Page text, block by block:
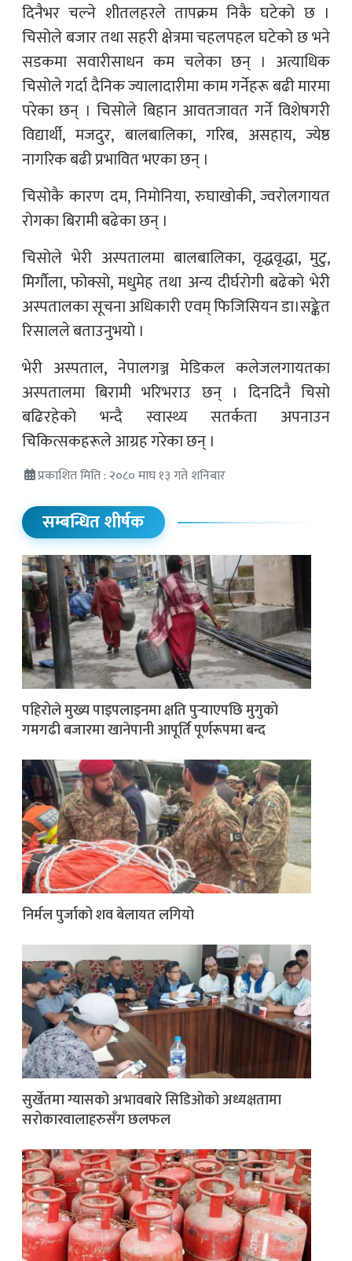
दिनैभर चल्ने शीतलहरले तापक्रम निकै घटेको छ ।
चिसोले बजार तथा सहरी क्षेत्रमा चहलपहल घटेको छ भने
सडकमा सवारीसाधन कम चलेका छन् । अत्याधिक
चिसोले गर्दा दैनिक ज्यालादारीमा काम गर्नेहरू बढी मारमा
परेका छन् । चिसोले बिहान आवतजावत गर्ने विशेषगरी
विद्यार्थी, मजदुर, बालबालिका, गरिब, असहाय, ज्येष्ठ
नागरिक बढी प्रभावित भएका छन् ।
चिसोकै कारण दम, निमोनिया, रुघाखोकी, ज्वरोलगायत
रोगका बिरामी बढेका छन् ।
चिसोले भेरी अस्पतालमा बालबालिका, वृद्धवृद्धा, मुटु,
मिर्गौला, फोक्सो, मधुमेह तथा अन्य दीर्घरोगी बढेको भेरी
अस्पतालका सूचना अधिकारी एवम् फिजिसियन डा।सङ्केत
रिसालले बताउनुभयो ।
भेरी अस्पताल, नेपालगञ्ज मेडिकल कलेजलगायतका
अस्पतालमा बिरामी भरिभराउ छन् । दिनदिनै चिसो
बढिरहेको भन्दै स्वास्थ्य सतर्कता अपनाउन
चिकित्सकहरूले आग्रह गरेका छन् ।
प्रकाशित मिति : २०८० माघ १३ गते शनिबार
सम्बन्धित शीर्षक
पहिरोले मुख्य पाइपलाइनमा क्षति पुर्‍याएपछि मुगुको
गमगढी बजारमा खानेपानी आपूर्ति पूर्णरूपमा बन्द
निर्मल पुर्जाको शव बेलायत लगियो
सुर्खेतमा ग्यासको अभावबारे सिडिओको अध्यक्षतामा
सरोकारवालाहरुसँग छलफल